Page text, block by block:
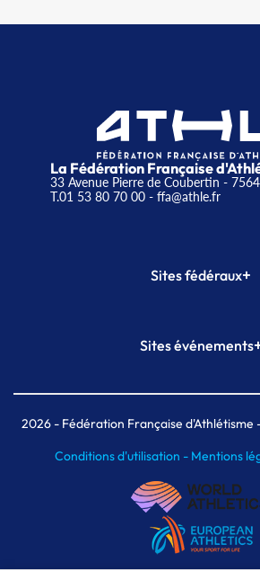
La Fédération Française
33 Avenue Pierre de Coubertin -
T.01 53 80 70 00- ffa@athle.fr
Sites fédéraux+
Plateforme
Sites événements
Meeting de Paris
MAIF Ekiden de Paris
2026- Fédération Française d'Athlétisme
Conditions d'utilisation - Mentions